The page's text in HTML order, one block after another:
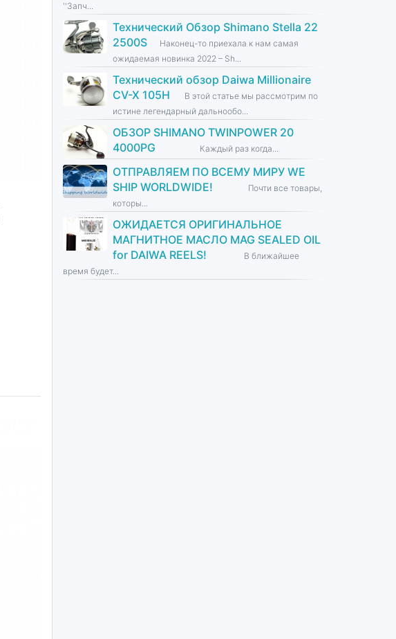
''Запч...
Технический Обзор Shimano Stella 22
2500S
Наконец-то приехала к нам самая
ожидаемая новинка 2022 – Sh...
Технический обзор Daiwa Millionaire
CV-X 105H
В этой статье мы рассмотрим по
истине легендарный дальнообо...
ОБЗОР SHIMANO TWINPOWER 20
4000PG
Каждый раз когда...
ОТПРАВЛЯЕМ ПО ВСЕМУ МИРУ WE
SHIP WORLDWIDE!
Почти все товары,
которы...
ОЖИДАЕТСЯ ОРИГИНАЛЬНОЕ
МАГНИТНОЕ МАСЛО MAG SEALED OIL
for DAIWA REELS!
В ближайшее
время будет...